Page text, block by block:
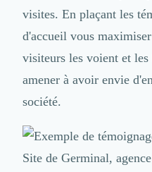
Search Engine Optimisation (SEO)
Growth Marketing
Marketing Automation
Brand Content
Influence Marketing
Veille commerciale
Photographie
visites. En plaçant les
d'accueil vous
visiteurs les voient et
amener à avoir envie
société.